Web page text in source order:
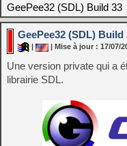
GeePee32 (SDL) Build 33
GeePee32 (SDL) Build
| Mise à jour : 17/07/
Une version private qui a
librairie SDL.